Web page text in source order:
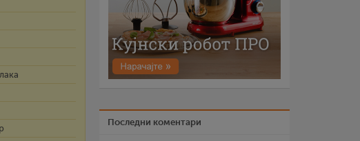
Последни коментари